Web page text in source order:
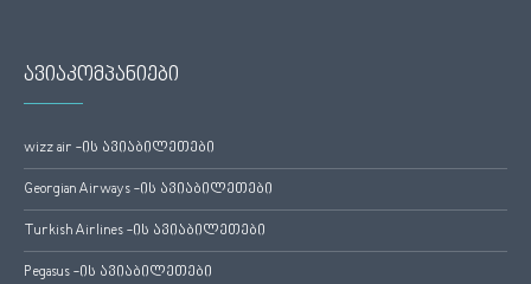
ავიაკომპანიები
wizz air -ის ავიაბილეთები
Georgian Airways -ის ავიაბილეთები
Turkish Airlines -ის ავიაბილეთები
Pegasus -ის ავიაბილეთები